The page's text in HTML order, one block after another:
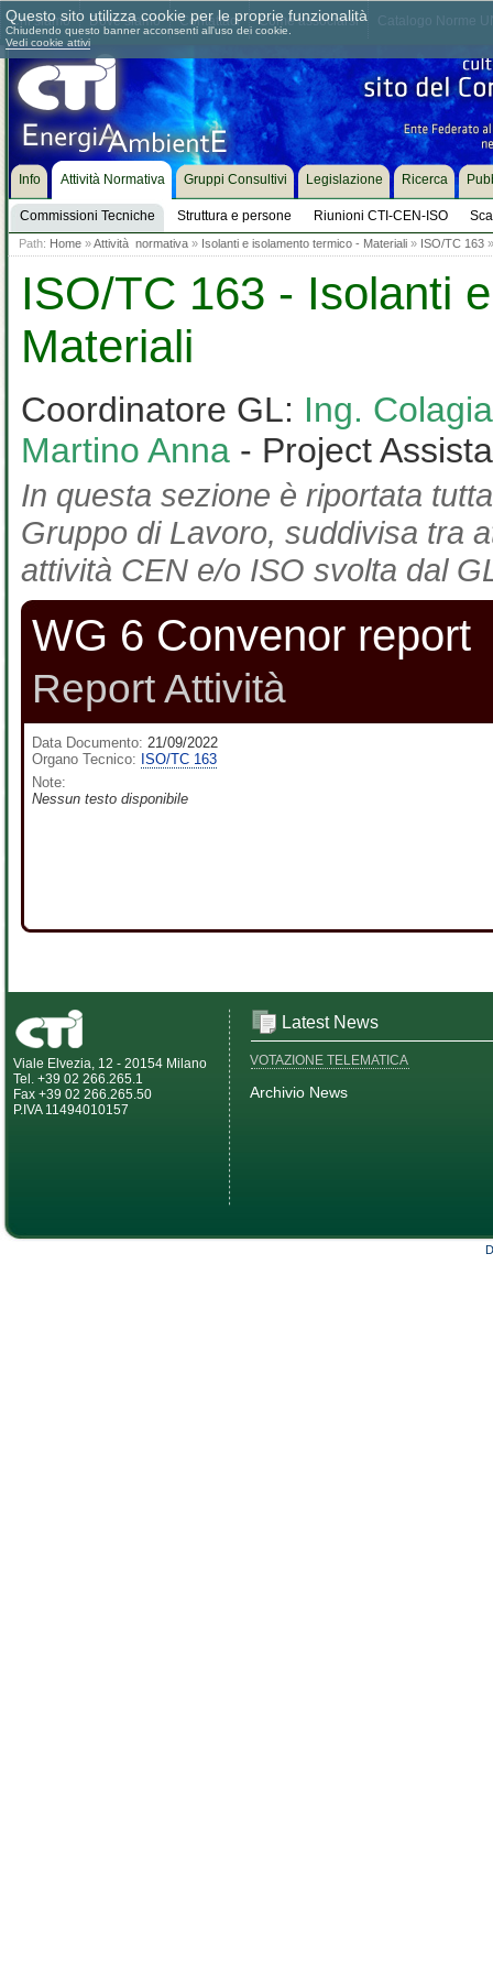
Chi siamo Dove siamo Contattaci Come associarsi
Info Attività Normativa
Commissioni Tecniche Struttura e persone Riunioni CTI-CEN-ISO
Gruppi Consultivi Legislazione Ricerca
Path: Home »Attività normativa » Isolanti e isolamento termico - Materiali » ISO/TC 163
ISO/TC 163 - Isolanti
Materiali
Coordinatore GL: Ing.
Martino Anna - Project
In questa sezione è riportata
Gruppo di Lavoro, suddivisa tra
attività CEN e/o ISO svolta dal
WG 6 Convenor report
Report Attività
Data Documento: 21/09/2022
Organo Tecnico: ISO/TC 163
Note:
Nessun testo disponibile
Viale Elvezia, 12 - 20154 Milano
Tel. +39 02 266.265.1
Fax +39 02 266.265.50
P.IVA 11494010157
Latest News
VOTAZIONE TELEMATICA
Archivio News
Questo sito utilizza cookie per le proprie funzionalità
Chiudendo questo banner acconsenti all'uso dei cookie.
Vedi cookie attivi